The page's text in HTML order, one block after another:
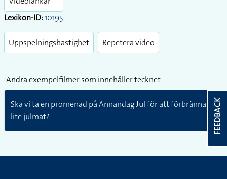
Lexikon-ID:10195
Uppspelningshastighet Repetera video
Andra exempelfilmer som innehåller tecknet
Ska vi ta en promenad på Annandag Jul för att förbränna
lite julmat?
FEEDBACK